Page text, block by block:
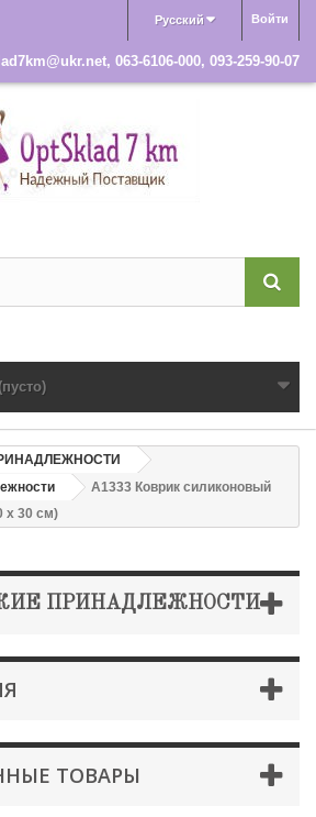
Войти
Русский
063-6106-000, 093-259-90-07
(пусто)
A1333 Коврик силиконовый
х 30 см)
ПРИНАДЛЕЖНОСТИ
ТОВАРЫ